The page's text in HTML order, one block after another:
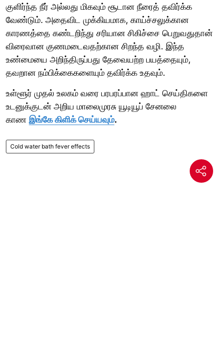
குளிர்ந்த நீர் அல்லது மிகவும் சூடான நீரைத் தவிர்க்க
வேண்டும். அதைவிட முக்கியமாக, காய்ச்சலுக்கான
காரணத்தை கண்டறிந்து சரியான சிகிச்சை பெறுவதுதான்
விரைவான குணமடைவதற்கான சிறந்த வழி. இந்த
உண்மையை அறிந்திருப்பது தேவையற்ற பயத்தையும்,
தவறான நம்பிக்கைகளையும் தவிர்க்க உதவும்.
உள்ளூர் முதல் உலகம் வரை பரபரப்பான ஹாட் செய்திகளை
உடனுக்குடன் அறிய மாலைமுரசு யூடியூப் சேனலை
காண இங்கே கிளிக் செய்யவும்.
Cold water bath fever effects